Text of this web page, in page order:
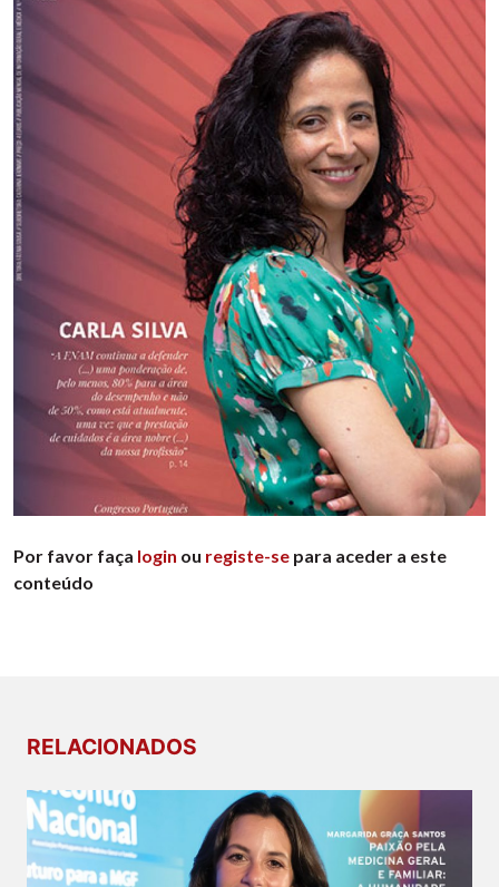
Por favor faça login ou registe-se para aceder a este
conteúdo
RELACIONADOS